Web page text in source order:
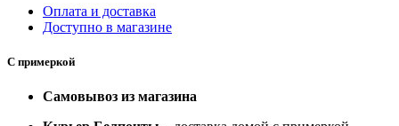
Оплата и доставка
Доступно в магазине
С примеркой
Самовывоз из магазина